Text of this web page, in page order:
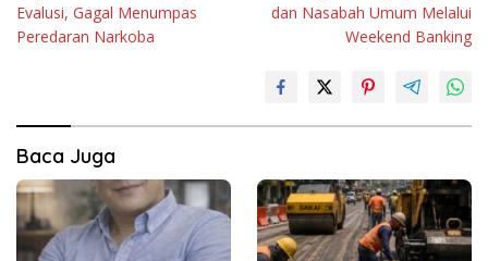
Evalusi, Gagal Menumpas
Peredaran Narkoba
dan Nasabah Umum Melalui
Weekend Banking
Baca Juga